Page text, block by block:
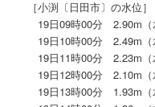
［小渕〔日田市〕の水位］
19日09時00分 2.90m（
19日10時00分 2.49m（
19日11時00分 2.23m（
19日12時00分 2.10m（
19日13時00分 1.93m（